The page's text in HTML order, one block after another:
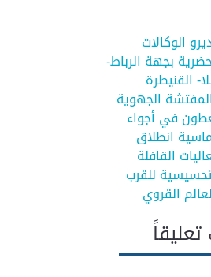
الوكالات
بجهة الرباط-
القنيطرة
الجهوية
في أجواء
انطلاق
القافلة
للقرب
القروي
تعليقاً